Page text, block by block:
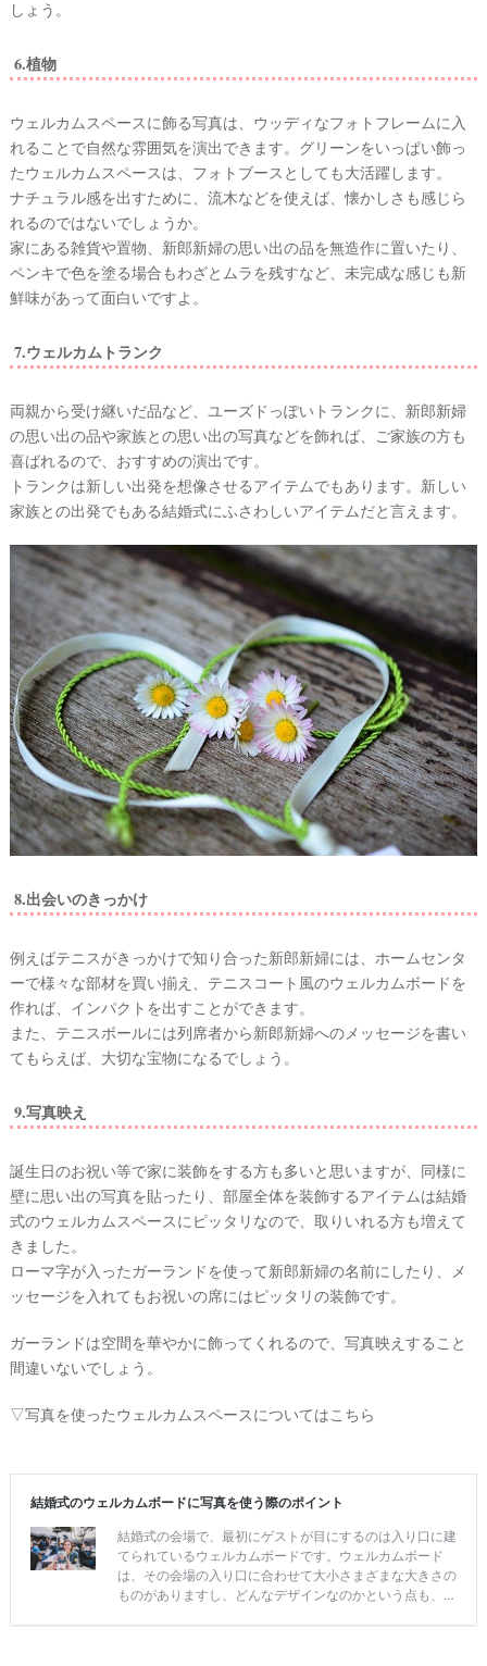
しょう。
6.植物
ウェルカムスペースに飾る写真は、ウッディなフォトフレームに入
れることで自然な雰囲気を演出できます。グリーンをいっぱい飾っ
たウェルカムスペースは、フォトブースとしても大活躍します。
ナチュラル感を出すために、流木などを使えば、懐かしさも感じら
れるのではないでしょうか。
家にある雑貨や置物、新郎新婦の思い出の品を無造作に置いたり、
ペンキで色を塗る場合もわざとムラを残すなど、未完成な感じも新
鮮味があって面白いですよ。
7.ウェルカムトランク
両親から受け継いだ品など、ユーズドっぽいトランクに、新郎新婦
の思い出の品や家族との思い出の写真などを飾れば、ご家族の方も
喜ばれるので、おすすめの演出です。
トランクは新しい出発を想像させるアイテムでもあります。新しい
家族との出発でもある結婚式にふさわしいアイテムだと言えます。
8.出会いのきっかけ
例えばテニスがきっかけで知り合った新郎新婦には、ホームセンタ
ーで様々な部材を買い揃え、テニスコート風のウェルカムボードを
作れば、インパクトを出すことができます。
また、テニスボールには列席者から新郎新婦へのメッセージを書い
てもらえば、大切な宝物になるでしょう。
9.写真映え
誕生日のお祝い等で家に装飾をする方も多いと思いますが、同様に
壁に思い出の写真を貼ったり、部屋全体を装飾するアイテムは結婚
式のウェルカムスペースにピッタリなので、取りいれる方も増えて
きました。
ローマ字が入ったガーランドを使って新郎新婦の名前にしたり、メ
ッセージを入れてもお祝いの席にはピッタリの装飾です。
ガーランドは空間を華やかに飾ってくれるので、写真映えすること
間違いないでしょう。
▽写真を使ったウェルカムスペースについてはこちら